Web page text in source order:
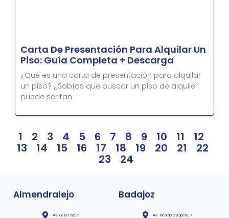
Carta De Presentación Para Alquilar Un
Piso: Guía Completa + Descarga
¿Qué es una carta de presentación para alquilar
un piso? ¿Sabías que buscar un piso de alquiler
puede ser tan
1 2 3 4 5 6 7 8 9 10 11 12
13 14 15 16 17 18 19 20 21 22
23 24
Almendralejo
Av. de la Paz, 9.
Badajoz
Av. Ricardo Carapeto, 7.